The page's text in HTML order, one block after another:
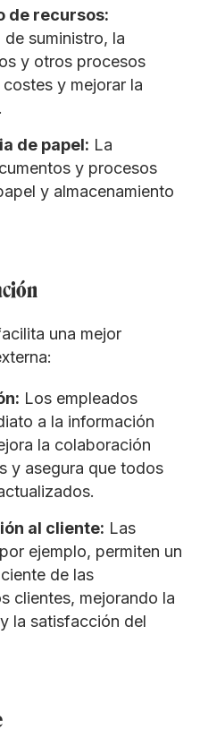
de recursos:
suministro, la
y otros procesos
y mejorar la
de papel: La
y procesos
y almacenamiento
una mejor
Los empleados
a la información
la colaboración
y asegura que todos
al cliente: Las
ejemplo, permiten un
de las
clientes, mejorando la
la satisfacción del